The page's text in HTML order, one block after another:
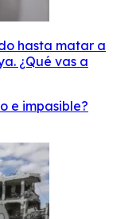
hasta matar a
¿Qué vas a
e impasible?